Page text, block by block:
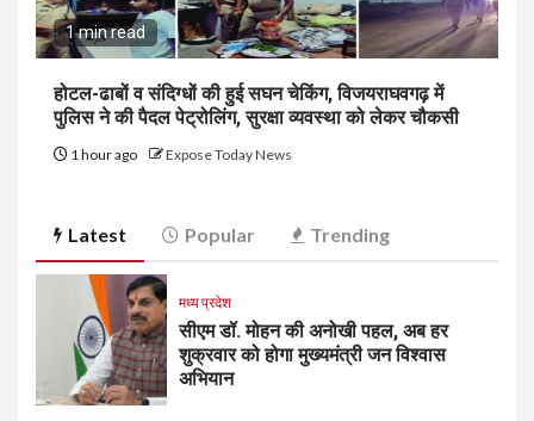
1 min read
होटल-ढाबों व संदिग्धों की हुई सघन चेकिंग, विजयराघवगढ़ में
पुलिस ने की पैदल पेट्रोलिंग, सुरक्षा व्यवस्था को लेकर चौकसी
1 hour ago Expose Today News
Latest Popular Trending
मध्य प्रदेश
सीएम डॉ. मोहन की अनोखी पहल, अब हर
शुक्रवार को होगा मुख्यमंत्री जन विश्वास
अभियान